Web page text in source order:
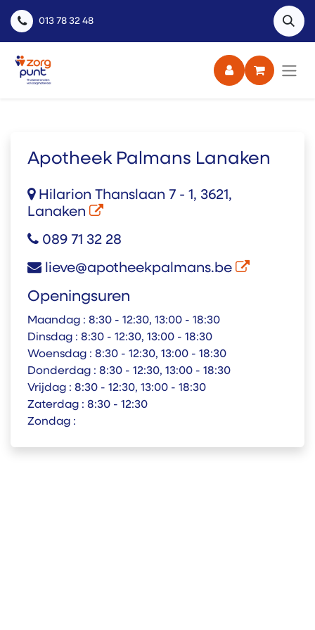
013 78 32 48
Apotheek Palmans Lanaken
Hilarion Thanslaan 7 - 1, 3621,
Lanaken
089 71 32 28
lieve@apotheekpalmans.be
Openingsuren
Maandag : 8:30 - 12:30, 13:00 - 18:30
Dinsdag : 8:30 - 12:30, 13:00 - 18:30
Woensdag : 8:30 - 12:30, 13:00 - 18:30
Donderdag : 8:30 - 12:30, 13:00 - 18:30
Vrijdag : 8:30 - 12:30, 13:00 - 18:30
Zaterdag : 8:30 - 12:30
Zondag :